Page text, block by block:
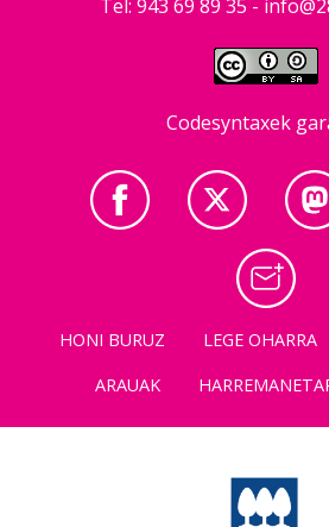
Tel: 943 69 89 35 -
Codesyntaxek
HONI BURUZ LEGE OHARRA
ARAUAK